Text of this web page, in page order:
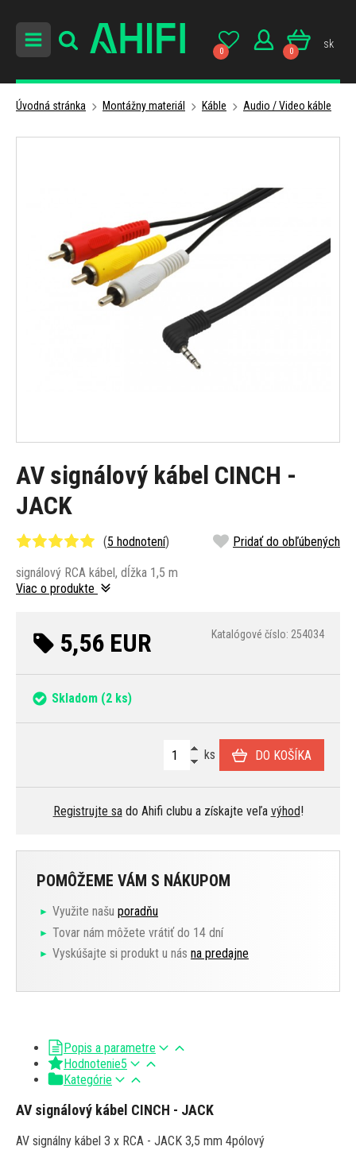
0 0
sk
Úvodná stránka Montážny materiál Káble Audio / Video káble
AV signálový kábel CINCH -
JACK
(5 hodnotení) Pridať do obľúbených
signálový RCA kábel, dĺžka 1,5 m
Viac o produkte
5,56 EUR Katalógové číslo: 254034
Skladom (2 ks)
ks DO KOŠÍKA
Registrujte sado Ahifi clubu a získajte veľa výhod!
POMÔŽEME VÁM S NÁKUPOM
Využite našu poradňu
Tovar nám môžete vrátiť do 14 dní
Vyskúšajte si produkt u nás na predajne
Popis a parametre
Hodnotenie5
Kategórie
AV signálový kábel CINCH - JACK
AV signálny kábel 3 x RCA - JACK 3,5 mm 4pólový